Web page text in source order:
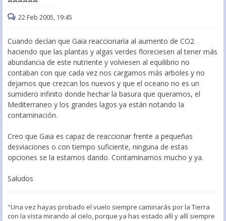
22 Feb 2005, 19:45
Cuando decían que Gaia reaccionaría al aumento de CO2
haciendo que las plantas y algas verdes floreciesen al tener más
abundancia de este nutriente y volviesen al equilibrio no
contaban con que cada vez nos cargamos más arboles y no
dejamos que crezcan los nuevos y que el oceano no es un
sumidero infinito donde hechar la basura que queramos, el
Mediterraneo y los grandes lagos ya están notando la
contaminación.
Creo que Gaia es capaz de reaccionar frente a pequeñas
desviaciones o con tiempo suficiente, ninguna de estas
opciones se la estamos dando. Contaminamos mucho y ya.
Saludos
"Una vez hayas probado el vuelo siempre caminarás por la Tierra
con la vista mirando al cielo, porque ya has estado allí y allí siempre